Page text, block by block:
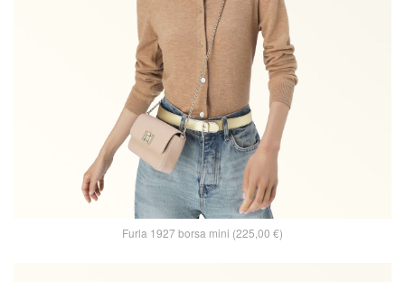
Furla 1927 borsa mini (225,00 €)